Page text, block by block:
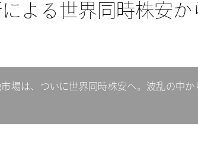
よる世界同時株安か
場は、ついに世界同時株安へ。波乱の中